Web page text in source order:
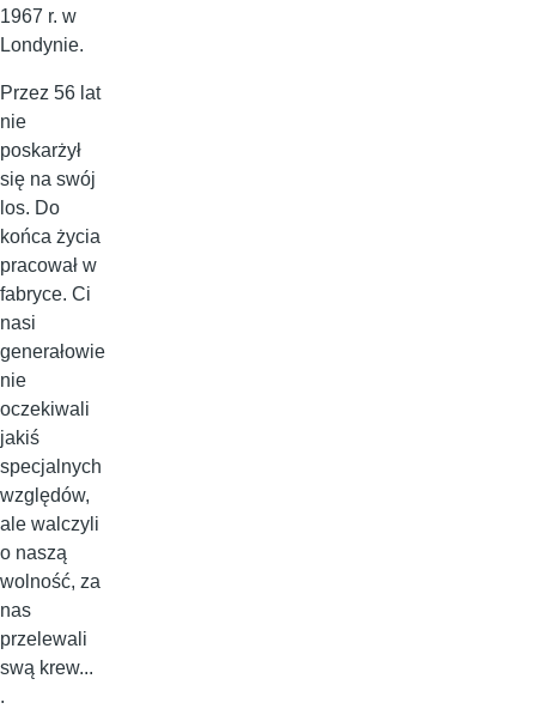
1967 r. w
Londynie.
Przez 56 lat
nie
poskarżył
się na swój
los. Do
końca życia
pracował w
fabryce. Ci
nasi
generałowie
nie
oczekiwali
jakiś
specjalnych
względów,
ale walczyli
o naszą
wolność, za
nas
przelewali
swą krew...
.